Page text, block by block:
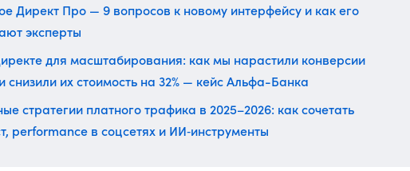
Директ Про — 9 вопросов к новому интерфейсу и как его
эксперты
для масштабирования: как мы нарастили конверсии
снизили их стоимость на 32% — кейс Альфа-Банка
стратегии платного трафика в 2025–2026: как сочетать
performance в соцсетях и ИИ‑инструменты